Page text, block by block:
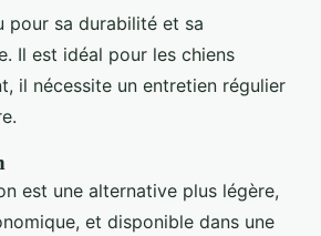
pour sa durabilité et sa
Il est idéal pour les chiens
il nécessite un entretien régulier
est une alternative plus légère,
et disponible dans une